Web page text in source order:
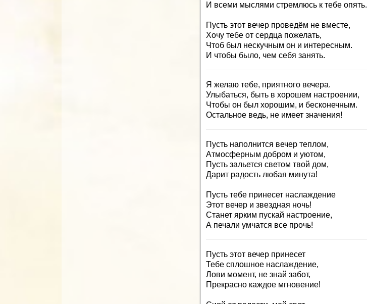
И всеми мыслями стремлюсь к тебе опять.
Пусть этот вечер проведём не вместе,
Хочу тебе от сердца пожелать,
Чтоб был нескучным он и интересным.
И чтобы было, чем себя занять.
Я желаю тебе, приятного вечера.
Улыбаться, быть в хорошем настроении,
Чтобы он был хорошим, и бесконечным.
Остальное ведь, не имеет значения!
Пусть наполнится вечер теплом,
Атмосферным добром и уютом,
Пусть зальется светом твой дом,
Дарит радость любая минута!
Пусть тебе принесет наслаждение
Этот вечер и звездная ночь!
Станет ярким пускай настроение,
А печали умчатся все прочь!
Пусть этот вечер принесет
Тебе сплошное наслаждение,
Лови момент, не знай забот,
Прекрасно каждое мгновение!